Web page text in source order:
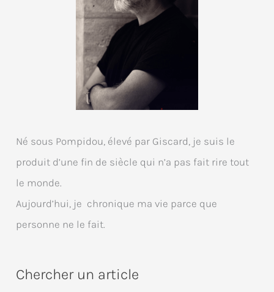
Né sous Pompidou, élevé par Giscard, je suis le
produit d’une fin de siècle qui n’a pas fait rire tout
le monde.
Aujourd’hui, je chronique ma vie parce que
personne ne le fait.
Chercher un article